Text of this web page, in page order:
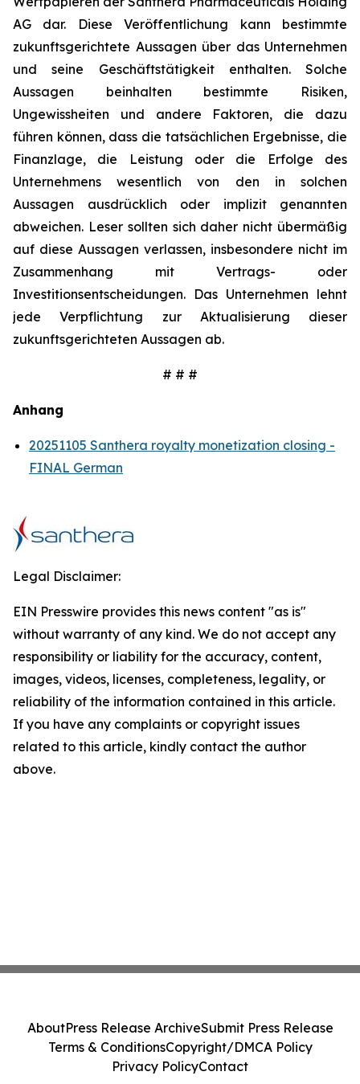
AG dar. Diese Veröffentlichung kann bestimmte
zukunftsgerichtete Aussagen über das Unternehmen
und seine Geschäftstätigkeit enthalten. Solche
Aussagen beinhalten bestimmte Risiken,
Ungewissheiten und andere Faktoren, die dazu
führen können, dass die tatsächlichen Ergebnisse, die
Finanzlage, die Leistung oder die Erfolge des
Unternehmens wesentlich von den in solchen
Aussagen ausdrücklich oder implizit genannten
abweichen. Leser sollten sich daher nicht übermäßig
auf diese Aussagen verlassen, insbesondere nicht im
Zusammenhang mit Vertrags- oder
Investitionsentscheidungen. Das Unternehmen lehnt
jede Verpflichtung zur Aktualisierung dieser
zukunftsgerichteten Aussagen ab.
# # #
Anhang
20251105 Santhera royalty monetization closing -
FINAL German
Legal Disclaimer:
EIN Presswire provides this news content "as is"
without warranty of any kind. We do not accept any
responsibility or liability for the accuracy, content,
images, videos, licenses, completeness, legality, or
reliability of the information contained in this article.
If you have any complaints or copyright issues
related to this article, kindly contact the author
above.
AboutPress Release ArchiveSubmit Press Release
Terms & ConditionsCopyright/DMCA Policy
Privacy PolicyContact